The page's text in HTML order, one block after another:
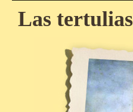
Las tertulias